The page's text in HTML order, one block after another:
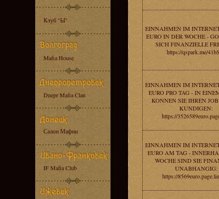
Клуб "Ы"
Mafia House
Dnepr Mafia Clan
Салон Мафии
IF Mafia Club
EINNAHMEN IM
EURO IN DER WOCHE -
SICH FINANZIELLE
https://qspark.me/
EINNAHMEN IM
EURO PRO TAG - IN
KONNEN SIE IHREN
KUNDIGEN:
https://
EINNAHMEN IM
EURO AM TAG -
WOCHE SIND SIE
UNABHANGIG:
https://